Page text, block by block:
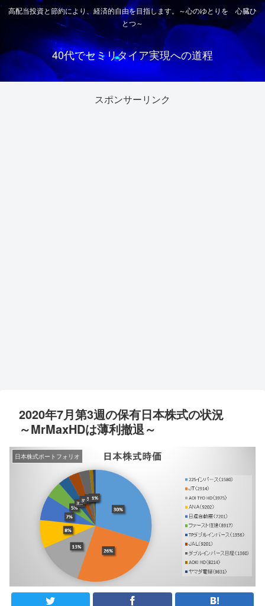
高配当投資と節約により、経済的自由を目指します。～心のゆとりを 心臓ひ
とつ～
40代でセミリタイア実現への道程
スポンサーリンク
2020年7月第3週の保有日本株式の状況
～MrMaxHDは薄利撤退～
日本株式ポートフォリオ